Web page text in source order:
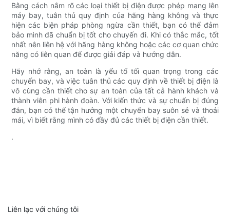
Bằng cách nắm rõ các loại thiết bị điện được phép mang lên
máy bay, tuân thủ quy định của hãng hàng không và thực
hiện các biện pháp phòng ngừa cần thiết, bạn có thể đảm
bảo mình đã chuẩn bị tốt cho chuyến đi. Khi có thắc mắc, tốt
nhất nên liên hệ với hãng hàng không hoặc các cơ quan chức
năng có liên quan để được giải đáp và hướng dẫn.
Hãy nhớ rằng, an toàn là yếu tố tối quan trọng trong các
chuyến bay, và việc tuân thủ các quy định về thiết bị điện là
vô cùng cần thiết cho sự an toàn của tất cả hành khách và
thành viên phi hành đoàn. Với kiến ​​thức và sự chuẩn bị đúng
đắn, bạn có thể tận hưởng một chuyến bay suôn sẻ và thoải
mái, vì biết rằng mình có đầy đủ các thiết bị điện cần thiết.
.
Liên lạc với chúng tôi